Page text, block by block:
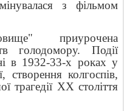
з фільмом
приурочена
голодомору. Події
в 1932-33-х роках у
створення колгоспів,
трагедії ХХ століття